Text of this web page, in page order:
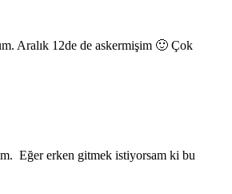
Aralık 12de de askermişim 🙂 Çok
Eğer erken gitmek istiyorsam ki bu